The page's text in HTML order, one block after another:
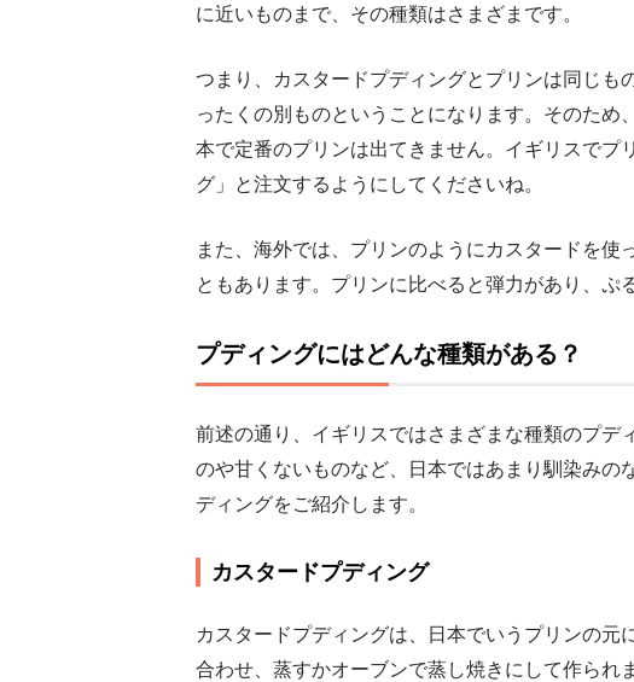
に近いものまで、その種類はさまざまです。
つまり、カスタードプディングとプリンは同じも
ったくの別ものということになります。そのため
本で定番のプリンは出てきません。イギリスでプ
グ」と注文するようにしてくださいね。
また、海外では、プリンのようにカスタードを使
ともあります。プリンに比べると弾力があり、ぷ
プディングにはどんな種類がある？
前述の通り、イギリスではさまざまな種類のプデ
のや甘くないものなど、日本ではあまり馴染みの
ディングをご紹介します。
カスタードプディング
カスタードプディングは、日本でいうプリンの
合わせ、蒸すかオーブンで蒸し焼きにして作られ